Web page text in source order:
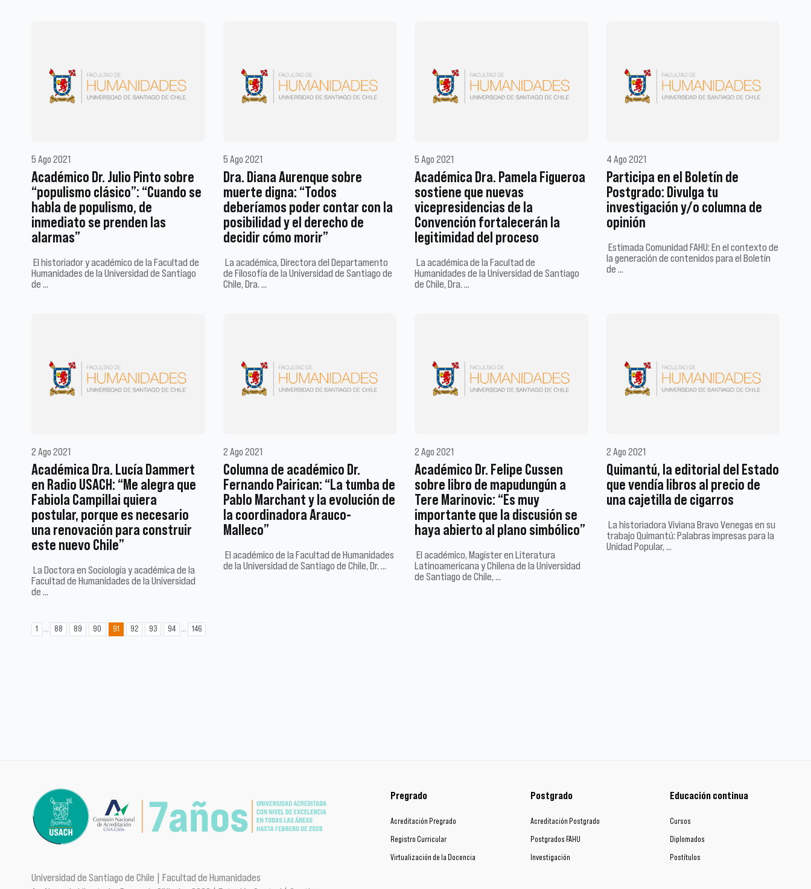
5 Ago 2021
Académico Dr. Julio Pinto sobre
“populismo clásico”: “Cuando se
habla de populismo, de
inmediato se prenden las
alarmas”
El historiador y académico de la Facultad de
Humanidades de la Universidad de Santiago
de …
5 Ago 2021
Dra. Diana Aurenque sobre
muerte digna: “Todos
deberíamos poder contar con la
posibilidad y el derecho de
decidir cómo morir”
La académica, Directora del Departamento
de Filosofía de la Universidad de Santiago de
Chile, Dra. …
5 Ago 2021
Académica Dra. Pamela Figueroa
sostiene que nuevas
vicepresidencias de la
Convención fortalecerán la
legitimidad del proceso
La académica de la Facultad de
Humanidades de la Universidad de Santiago
de Chile, Dra. …
4 Ago 2021
Participa en el Boletín de
Postgrado: Divulga tu
investigación y/o columna de
opinión
Estimada Comunidad FAHU: En el contexto de
la generación de contenidos para el Boletín
de …
2 Ago 2021
Académica Dra. Lucía Dammert
en Radio USACH: “Me alegra que
Fabiola Campillai quiera
postular, porque es necesario
una renovación para construir
este nuevo Chile”
La Doctora en Sociología y académica de la
Facultad de Humanidades de la Universidad
de …
2 Ago 2021
Columna de académico Dr.
Fernando Pairican: “La tumba de
Pablo Marchant y la evolución de
la coordinadora Arauco-
Malleco”
El académico de la Facultad de Humanidades
de la Universidad de Santiago de Chile, Dr. …
2 Ago 2021
Académico Dr. Felipe Cussen
sobre libro de mapudungún a
Tere Marinovic: “Es muy
importante que la discusión se
haya abierto al plano simbólico”
El académico, Magíster en Literatura
Latinoamericana y Chilena de la Universidad
de Santiago de Chile, …
2 Ago 2021
Quimantú, la editorial del Estado
que vendía libros al precio de
una cajetilla de cigarros
La historiadora Viviana Bravo Venegas en su
trabajo Quimantú: Palabras impresas para la
Unidad Popular, …
1 ... 88 89 90 91 92 93 94 ... 146
Universidad de Santiago de Chile | Facultad de Humanidades
Pregrado
Acreditación Pregrado
Registro Curricular
Virtualización de la Docencia
Postgrado
Acreditación Postgrado
Postgrados FAHU
Investigación
Educación continua
Cursos
Diplomados
Postítulos